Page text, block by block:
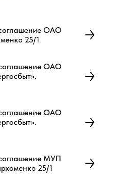
ОАО
25/1
ОАО
ОАО
МУП
25/1